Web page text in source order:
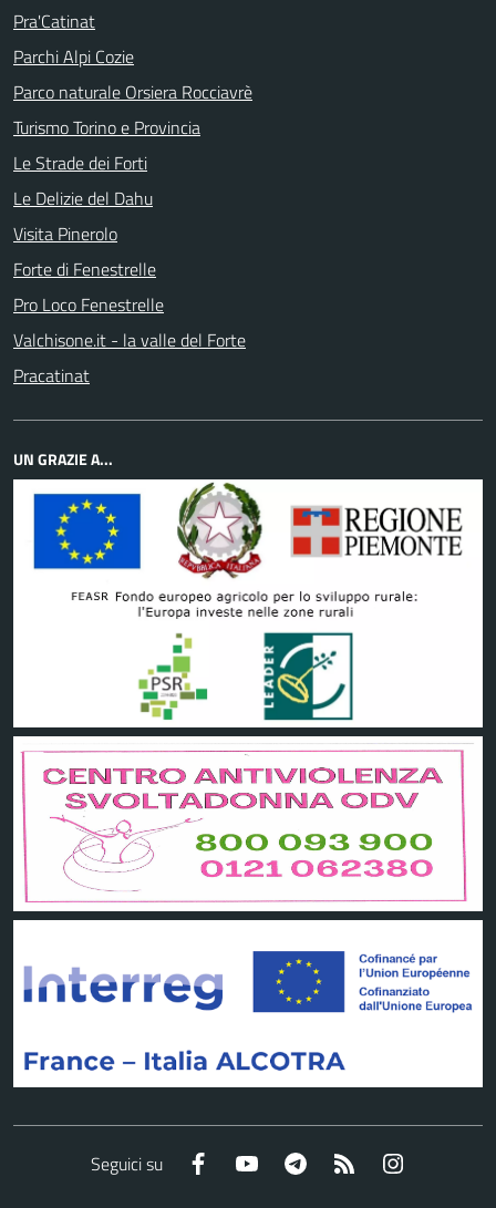
Pra'Catinat
Parchi Alpi Cozie
Parco naturale Orsiera Rocciavrè
Turismo Torino e Provincia
Le Strade dei Forti
Le Delizie del Dahu
Visita Pinerolo
Forte di Fenestrelle
Pro Loco Fenestrelle
Valchisone.it - la valle del Forte
Pracatinat
UN GRAZIE A...
Seguici su Facebook YouTube Telegram RSS